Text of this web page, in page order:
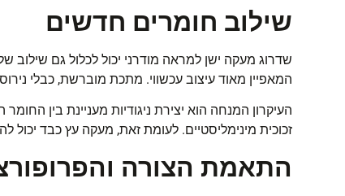
שילוב חומרים חדשים
שדרוג מעקה ישן למראה מודרני יכול לכלול גם שילוב
המאפיין מאוד עיצוב עכשווי. מתכת מוברשת, כבלי
העיקרון המנחה הוא יצירת ניגודיות מעניינת בין
זכוכית מינימליסטיים. לעומת זאת, מעקה עץ כבד יכול
התאמת הצורה